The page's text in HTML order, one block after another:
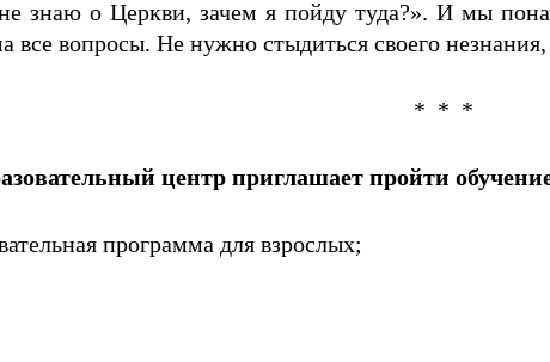
о Церкви, зачем я пойду туда?». И мы
все вопросы. Не нужно стыдиться своего
* * *
центр приглашает пройти
программа для взрослых;